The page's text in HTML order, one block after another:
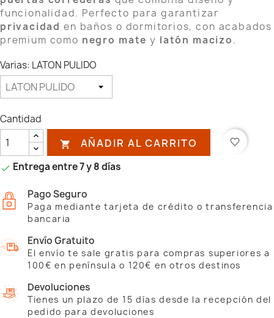
funcionalidad. Perfecto para garantizar
privacidad en baños o dormitorios, con acabados
premium como negro mate y latón macizo.
Varias: LATON PULIDO
Cantidad
 AÑADIR AL CARRITO favorite_border
 Entrega entre 7 y 8 días
Pago Seguro
Paga mediante tarjeta de crédito o transferencia
bancaria
Envío Gratuito
El envío te sale gratis para compras superiores a
100€ en península o 120€ en otros destinos
Devoluciones
Tienes un plazo de 15 días desde la recepción del
pedido para devoluciones